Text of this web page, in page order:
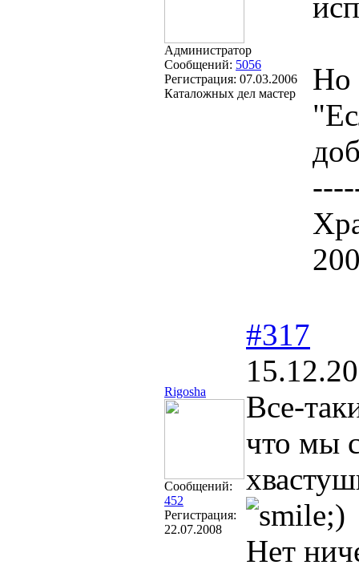
Администратор
Сообщений: 5056
Регистрация: 07.03.2006
Каталожных дел мастер
Но
Rigosha
Сообщений:
452
Регистрация:
22.07.2008
#317
Все-
что мы
Нет